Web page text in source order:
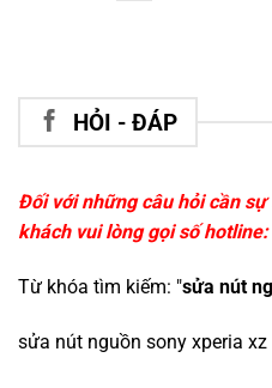
HỎI - ĐÁP
Đối với những câu hỏi cần
khách vui lòng gọi số hotline:
Từ khóa tìm kiếm: "sửa nút
sửa nút nguồn sony xperia xz